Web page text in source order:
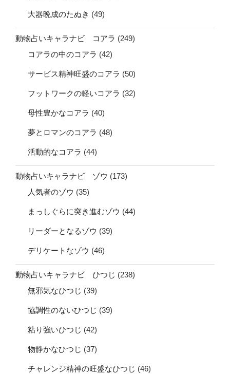
大器晩成のたぬき (49)
動物占いキャラナビ コアラ (249)
コアラの中のコアラ (42)
サービス精神旺盛のコアラ (50)
フットワークの軽いコアラ (32)
母性豊かなコアラ (40)
夢とロマンのコアラ (48)
活動的なコアラ (44)
動物占いキャラナビ ゾウ (173)
人気者のゾウ (35)
まっしぐらに突き進むゾウ (44)
リーダーとなるゾウ (39)
デリケートなゾウ (46)
動物占いキャラナビ ひつじ (238)
無邪気なひつじ (39)
協調性のないひつじ (39)
粘り強いひつじ (42)
物静かなひつじ (37)
チャレンジ精神の旺盛なひつじ (46)